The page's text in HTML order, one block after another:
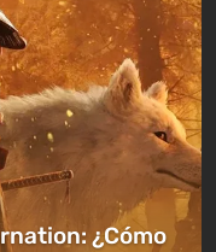
¿Cómo